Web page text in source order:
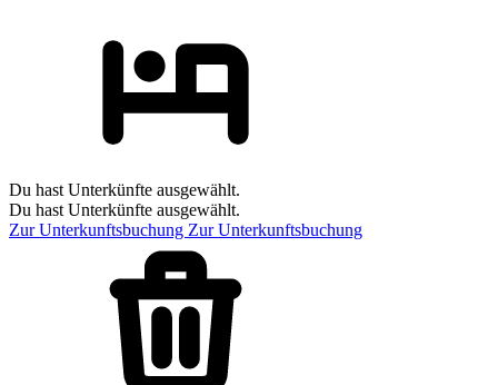
Du hast Unterkünfte ausgewählt.
Du hast Unterkünfte ausgewählt.
Zur Unterkunftsbuchung Zur Unterkunftsbuchung